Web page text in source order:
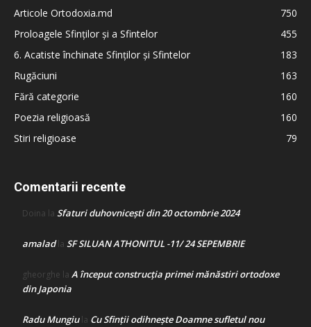
Articole Ortodoxia.md
750
Proloagele Sfinților și a Sfintelor
455
6. Acatiste închinate Sfinților și Sfintelor
183
Rugăciuni
163
Fără categorie
160
Poezia religioasă
160
Stiri religioase
79
Comentarii recente
Doina la Sfaturi duhovnicești din 20 octombrie 2024
amaladla SF SILUAN ATHONITUL -11/ 24 SEPEMBRIE
gheorghe la A început construcţia primei mănăstiri ortodoxe
din Japonia
Radu Mungiula Cu Sfinții odihnește Doamne sufletul nou